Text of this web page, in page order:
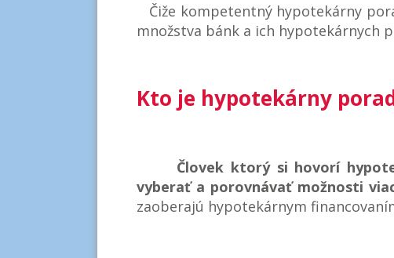
Čiže kompetentný hypotekárny
množstva bánk a ich hypotekárnych
Kto je hypotekárny
Človek ktorý si hovorí
vyberať a porovnávať možnosti
zaoberajú hypotekárnym